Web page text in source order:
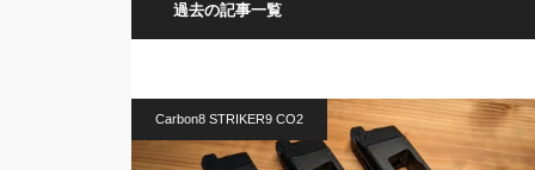
過去の記事一覧
Carbon8 STRIKER9 CO2